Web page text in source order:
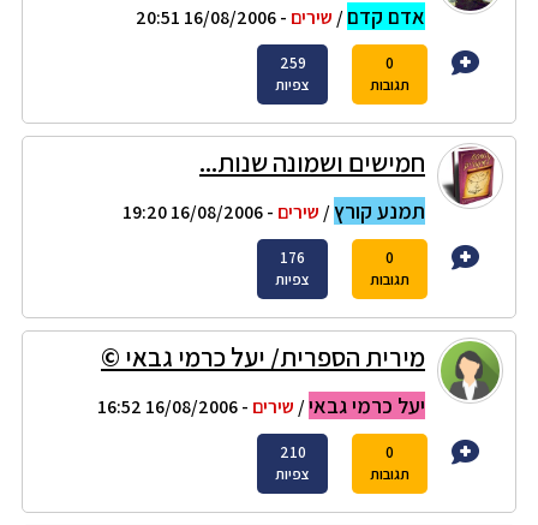
אדם קדם/ שירים - 16/08/2006 20:51
0
תגובות
259
צפיות
חמישים ושמונה שנות...
תמנע קורץ/ שירים - 16/08/2006 19:20
0
תגובות
176
צפיות
מירית הספרית/ יעל כרמי גבאי ©
יעל כרמי גבאי/ שירים - 16/08/2006 16:52
0
תגובות
210
צפיות